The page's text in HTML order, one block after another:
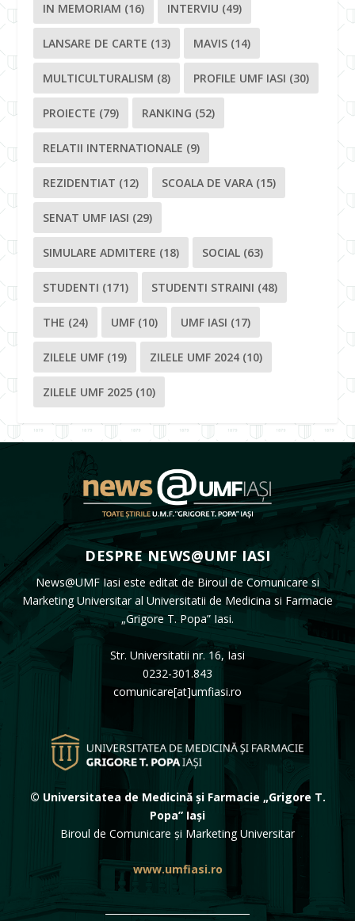
IN MEMORIAM (16) INTERVIU (49)
LANSARE DE CARTE (13) MAVIS (14)
MULTICULTURALISM (8) PROFILE UMF IASI (30)
PROIECTE (79) RANKING (52)
RELATII INTERNATIONALE (9)
REZIDENTIAT (12) SCOALA DE VARA (15)
SENAT UMF IASI (29)
SIMULARE ADMITERE (18) SOCIAL (63)
STUDENTI (171) STUDENTI STRAINI (48)
THE (24) UMF (10) UMF IASI (17)
ZILELE UMF (19) ZILELE UMF 2024 (10)
ZILELE UMF 2025 (10)
DESPRE NEWS@UMF IASI
News@UMF Iasi este editat de Biroul de Comunicare si
Marketing Universitar al Universitatii de Medicina si Farmacie
„Grigore T. Popa” Iasi.
Str. Universitatii nr. 16, Iasi
0232-301.843
comunicare[at]umfiasi.ro
© Universitatea de Medicină și Farmacie „Grigore T.
Popa” Iași
Biroul de Comunicare și Marketing Universitar
www.umfiasi.ro